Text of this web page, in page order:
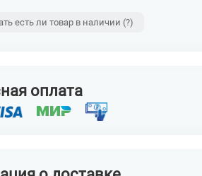
есть ли товар в наличии (?)
оплата